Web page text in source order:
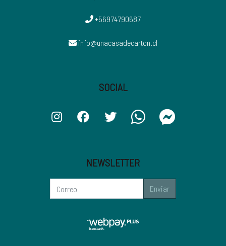
+56974790687
info@unacasadecarton.cl
SOCIAL
NEWSLETTER
Enviar